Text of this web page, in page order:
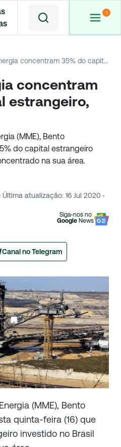
Minas e Energia concentram 35% do capital estrangeiro, diz ministro
concentram
estrangeiro,
(MME), Bento
do capital estrangeiro
na sua área.
Última atualização: 16 Jul 2020 ·
Siga-nos no
Google News
Canal no Telegram
(MME), Bento
quinta-feira (16) que
investido no Brasil